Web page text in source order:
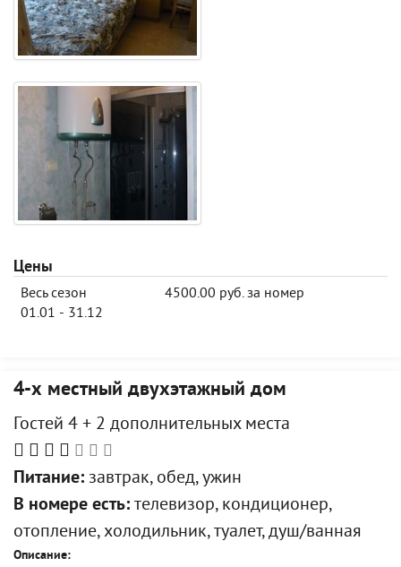
Цены
Весь сезон
01.01 - 31.12
4500.00 руб. за номер
4-х местный двухэтажный дом
Гостей 4 + 2 дополнительных места
Питание: завтрак, обед, ужин
В номере есть: телевизор, кондиционер,
отопление, холодильник, туалет, душ/ванная
Описание: